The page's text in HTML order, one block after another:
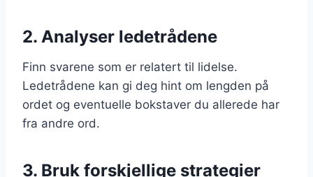
2. Analyser ledetrådene
Finn svarene som er relatert til lidelse.
Ledetrådene kan gi deg hint om lengden på
ordet og eventuelle bokstaver du allerede har
fra andre ord.
3. Bruk forskjellige strategier